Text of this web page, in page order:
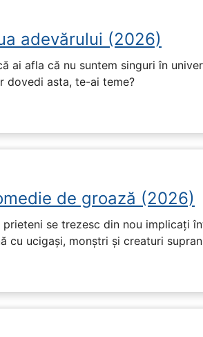
adevărului (2026)
ai afla că nu suntem singuri în
dovedi asta, te-ai teme?
de groază (2026)
prieteni se trezesc din nou implicați
cu ucigași, monștri și creaturi